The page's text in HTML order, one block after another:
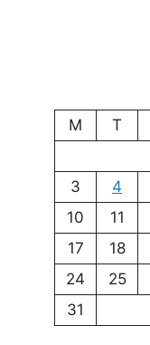
M
T
3
4
10
11
17
18
24
25
31